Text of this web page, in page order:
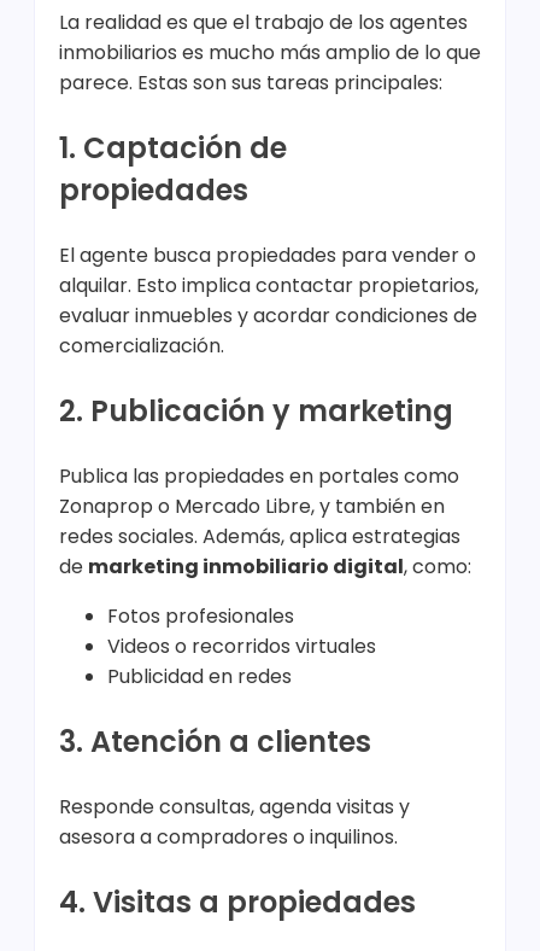
La realidad es que el trabajo de los agentes
inmobiliarios es mucho más amplio de lo que
parece. Estas son sus tareas principales:
1. Captación de
propiedades
El agente busca propiedades para vender o
alquilar. Esto implica contactar propietarios,
evaluar inmuebles y acordar condiciones de
comercialización.
2. Publicación y marketing
Publica las propiedades en portales como
Zonaprop o Mercado Libre, y también en
redes sociales. Además, aplica estrategias
de marketing inmobiliario digital, como:
Fotos profesionales
Videos o recorridos virtuales
Publicidad en redes
3. Atención a clientes
Responde consultas, agenda visitas y
asesora a compradores o inquilinos.
4. Visitas a propiedades